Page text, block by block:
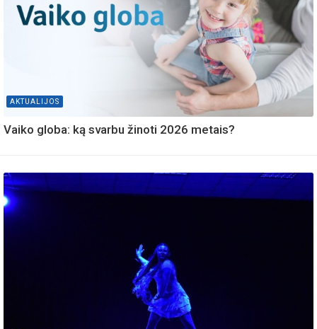
AKTUALIJOS
Vaiko globa: ką svarbu žinoti 2026 metais?